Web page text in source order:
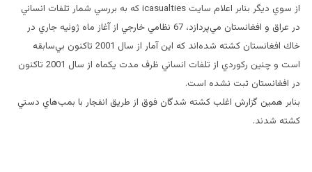
از سوي ديگر بنابر اعلام سايت icasualties كه به بررسي شمار تلفات انساني
در عراق و افغانستان مي‌پردازد، 67 نظامي خارجي از آغاز ماه ژوئيه جاري در
خاك افغانستان كشته شده‌اند كه اين آمار از سال 2001 تاكنون بي‌سابقه
است و چنين ركوردي از تلفات انساني ظرف مدت يكماه از سال 2001 تاكنون
در افغانستان ثبت نشده است.
بنابر همين گزارش اغلب كشته شدگان فوق از طريق انفجار با بمب‌هاي دستي
كشته شدند.